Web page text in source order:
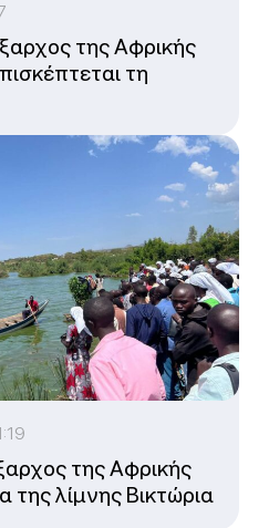
της Αφρικής
τη
της Αφρικής
της λίμνης Βικτώρια